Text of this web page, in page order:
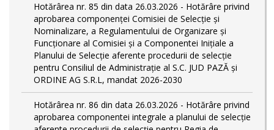
Hotărârea nr. 85 din data 26.03.2026 - Hotărâre privind
aprobarea componenței Comisiei de Selecție și
Nominalizare, a Regulamentului de Organizare și
Funcționare al Comisiei și a Componentei Inițiale a
Planului de Selecție aferente procedurii de selecție
pentru Consiliul de Administrație al S.C. JUD PAZĂ și
ORDINE AG S.R.L, mandat 2026-2030
Hotărârea nr. 86 din data 26.03.2026 - Hotărâre privind
aprobarea componentei integrale a planului de selecție